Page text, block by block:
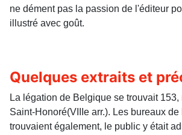
ne dément pas la passion de l'éditeur
illustré avec goût.
Quelques extraits et
La légation de Belgique se trouvait
Saint-Honoré(VIIIe arr.). Les bureaux
trouvaient également, le public y était